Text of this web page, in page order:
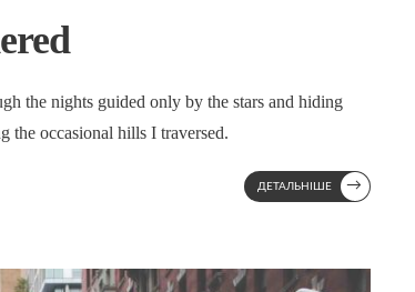
the nights guided only by the stars and hiding
the occasional hills I traversed.
ДЕТАЛЬНІШЕ →